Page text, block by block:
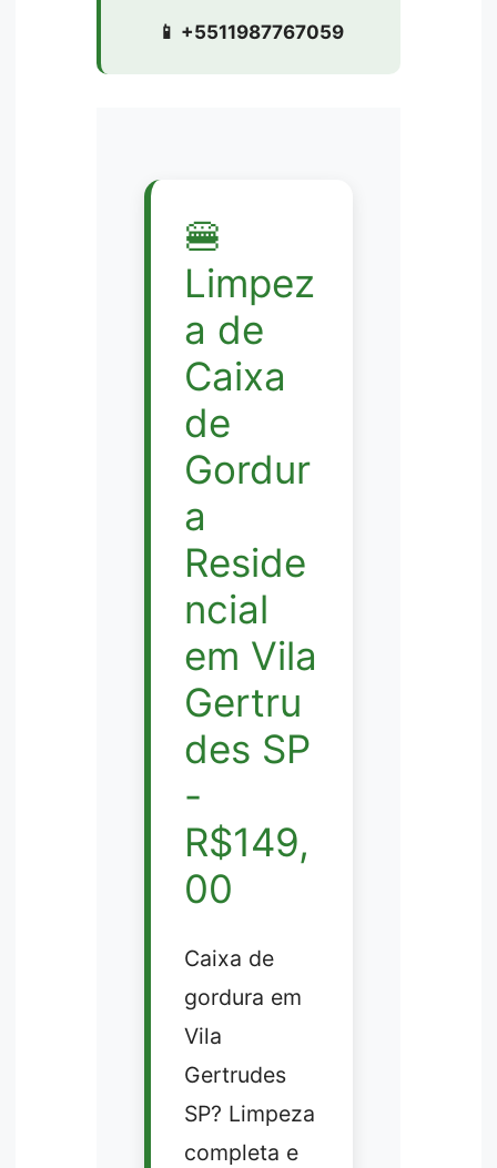
📱 +5511987767059
🍔
Limpez
a de
Caixa
de
Gordur
a
Reside
ncial
em Vila
Gertru
des SP
-
R$149,
00
Caixa de
gordura em
Vila
Gertrudes
SP? Limpeza
completa e